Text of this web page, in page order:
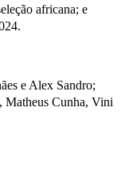
africana; e
e Alex Sandro;
Matheus Cunha, Vini